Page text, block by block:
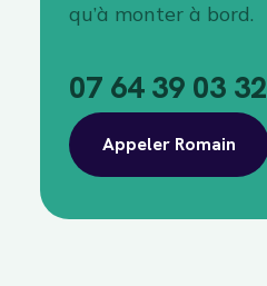
qu’à monter à bord.
07 64 39 03 32
Appeler Romain